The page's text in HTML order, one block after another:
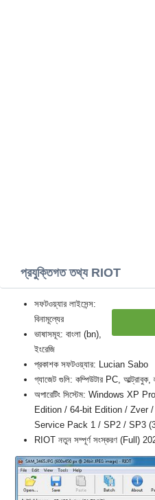
প্রযুক্তিগত তথ্য RIOT
সফটওয়্যার লাইসেন্স:
বিনামূল্যের
ভাষাসমূহ: বাংলা (bn),
ইংরেজি
প্রকাশক সফটওয়্যার: Lucian Sabo
গ্যাজেট গুলি: কম্পিউটার PC, আল্ট্রাবুক,
অপারেটিং সিস্টেম: Windows XP
Edition / 64-bit Edition / Zver
Service Pack 1 / SP2 / SP3
RIOT নতুন সম্পূর্ণ সংস্করণ (Full)